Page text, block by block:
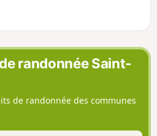
randonnée Saint-
de randonnée des communes